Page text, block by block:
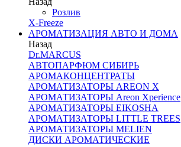
Розлив
X-Freeze
АРОМАТИЗАЦИЯ АВТО И ДОМА
Назад
Dr.MARCUS
АВТОПАРФЮМ СИБИРЬ
АРОМАКОНЦЕНТРАТЫ
АРОМАТИЗАТОРЫ AREON X
АРОМАТИЗАТОРЫ Areon Xperience
АРОМАТИЗАТОРЫ EIKOSHA
АРОМАТИЗАТОРЫ LITTLE TREES
АРОМАТИЗАТОРЫ MELIEN
ДИСКИ АРОМАТИЧЕСКИЕ